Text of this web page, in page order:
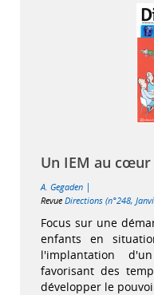
Un IEM au
A. Gegaden |
Revue Directions (n°248,
Focus sur une
enfants en
l'implantation
favorisant des
développer le